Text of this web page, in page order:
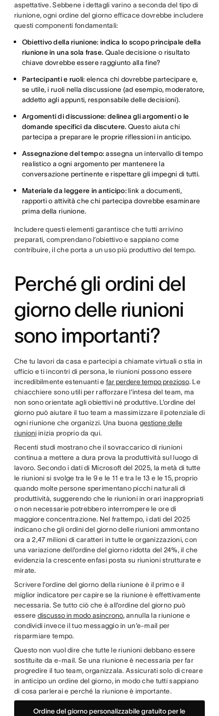
aspettative. Sebbene i dettagli varino a seconda del tipo di
riunione, ogni ordine del giorno efficace dovrebbe includere
questi componenti fondamentali:
Obiettivo della riunione: indica lo scopo principale della
riunione in una sola frase. Quale decisione o risultato
chiave dovrebbe essere raggiunto alla fine?
Partecipanti e ruoli: elenca chi dovrebbe partecipare e,
se utile, i ruoli nella discussione (ad esempio, moderatore,
addetto agli appunti, responsabile delle decisioni).
Argomenti di discussione: delinea gli argomenti o le
domande specifici da discutere. Questo aiuta chi
partecipa a preparare le proprie riflessioni in anticipo.
Assegnazione del tempo:assegna un intervallo di tempo
realistico a ogni argomento per mantenere la
conversazione pertinente e rispettare gli impegni di tutti.
Materiale da leggere in anticipo:link a documenti,
rapporti o attività che chi partecipa dovrebbe esaminare
prima della riunione.
Includere questi elementi garantisce che tutti arrivino
preparati, comprendano l’obiettivo e sappiano come
contribuire, il che porta a un uso più produttivo del tempo.
Perché gli ordini del
giorno delle riunioni
sono importanti?
Che tu lavori da casa e partecipi a chiamate virtuali o stia in
ufficio e ti incontri di persona, le riunioni possono essere
incredibilmente estenuanti e far perdere tempo prezioso. Le
chiacchiere sono utili per rafforzare l’intesa del team, ma
non sono orientate agli obiettivi né produttive. L’ordine del
giorno può aiutare il tuo team a massimizzare il potenziale di
ogni riunione che organizzi. Una buona gestione delle
riunioniinizia proprio da qui.
Recenti studi mostrano che il sovraccarico di riunioni
continua a mettere a dura prova la produttività sul luogo di
lavoro. Secondo i dati di Microsoft del 2025, la metà di tutte
le riunioni si svolge tra le 9 e le 11 e tra le 13 e le 15, proprio
quando molte persone sperimentano picchi naturali di
produttività, suggerendo che le riunioni in orari inappropriati
o non necessarie potrebbero interrompere le ore di
maggiore concentrazione. Nel frattempo, i dati del 2025
indicano che gli ordini del giorno delle riunioni ammontano
ora a 2,47 milioni di caratteri in tutte le organizzazioni, con
una variazione dell’ordine del giorno ridotta del 24%, il che
evidenzia la crescente enfasi posta su riunioni strutturate e
mirate.
Scrivere l’ordine del giorno della riunione è il primo e il
miglior indicatore per capire se la riunione è effettivamente
necessaria. Se tutto ciò che è all’ordine del giorno può
essere discusso in modo asincrono, annulla la riunione e
condividi invece il tuo messaggio in un’e-mail per
risparmiare tempo.
Questo non vuol dire che tutte le riunioni debbano essere
sostituite da e-mail. Se una riunione è necessaria per far
progredire il tuo team, organizzala. Assicurati solo di creare
in anticipo un ordine del giorno, in modo che tutti sappiano
di cosa parlerai e perché la riunione è importante.
Ordine del giorno personalizzabile gratuito per le